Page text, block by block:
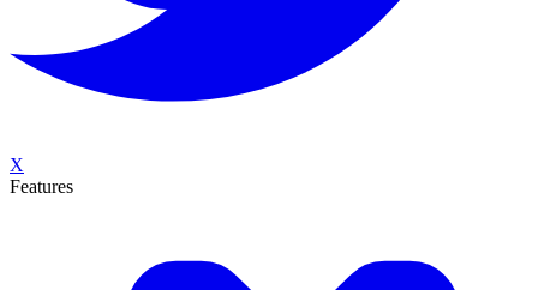
X
Features